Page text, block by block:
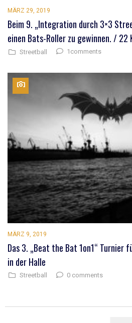
MÄRZ 29, 2019
Beim 9. „Integration durch 3×3
einen Bats-Roller zu gewinnen. / 22
Streetball 1comments
MÄRZ 9, 2019
Das 3. „Beat the Bat 1on1“ Turnier
in der Halle
Streetball 0 comments